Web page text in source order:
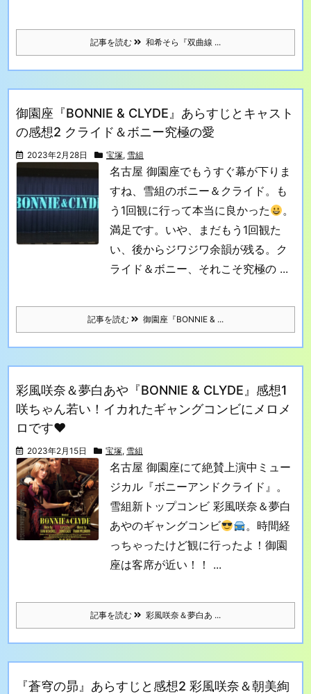
記事を読む 和希そら『双曲線 ...
御園座『BONNIE & CLYDE』あらすじとキャスト
の感想2 クライド＆ボニー究極の愛
2023年2月28日 宝塚, 雪組
名古屋 御園座でもうすぐ幕が下りま
すね、雪組のボニー＆クライド。
も
う1回観に行って本当に良かった
。
満足です。いや、まだもう1回観た
い、後からジワジワ余韻が残る。
ク
ライド＆ボニー、それこそ究極の ...
記事を読む 御園座『BONNIE & ...
彩風咲奈＆夢白あや『BONNIE & CLYDE』感想1
咲ちゃん若い！イカれたギャングコンビにメロメ
ロです♥
2023年2月15日 宝塚, 雪組
名古屋 御園座にて絶賛上演中ミュー
ジカル『ボニーアンドクライド』。
雪組新トップコンビ 彩風咲奈＆夢白
あやのギャングコンビ
。時間経
っちゃったけど観に行ったよ！ 御園
座は客席が近い！！ ...
記事を読む 彩風咲奈＆夢白あ ...
『蒼穹の昴』あらすじと感想2 彩風咲奈＆朝美絢